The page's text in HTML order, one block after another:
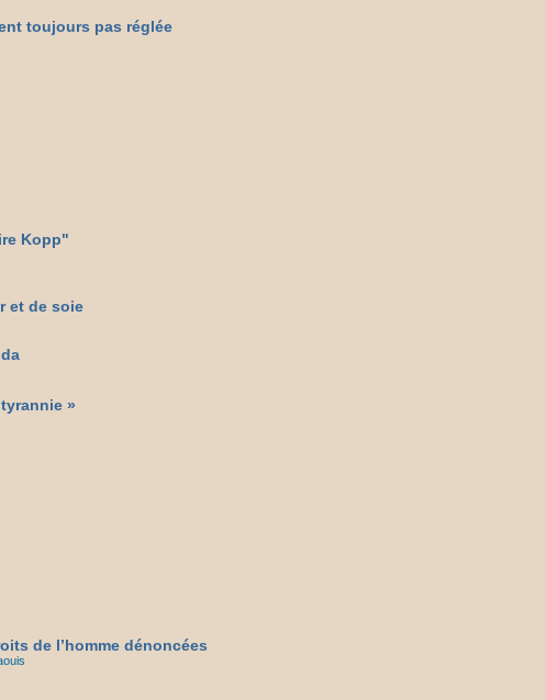
toujours pas réglée
Kopp"
et de soie
»
de l’homme dénoncées